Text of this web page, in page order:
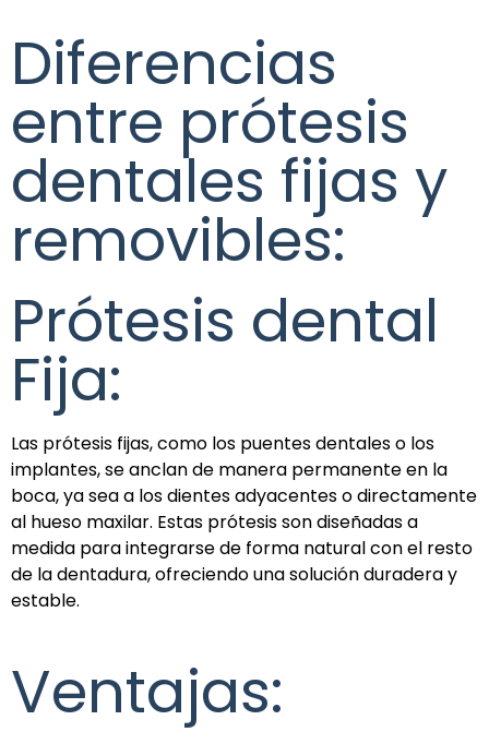
Diferencias
entre prótesis
dentales fijas y
removibles:
Prótesis dental
Fija:
Las prótesis fijas, como los puentes dentales o los
implantes, se anclan de manera permanente en la
boca, ya sea a los dientes adyacentes o directamente
al hueso maxilar. Estas prótesis son diseñadas a
medida para integrarse de forma natural con el resto
de la dentadura, ofreciendo una solución duradera y
estable.
Ventajas: